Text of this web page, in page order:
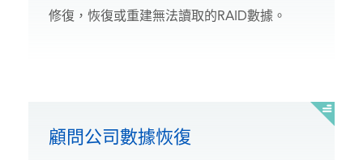
修復，恢復或重建無法讀取的RAID數據。
顧問公司數據恢復